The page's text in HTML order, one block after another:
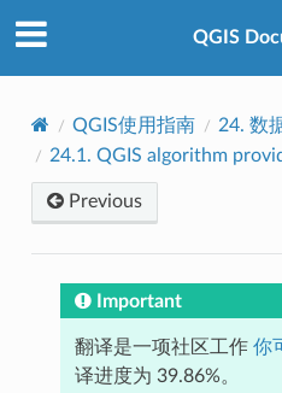
QGIS
QGIS使用指南 24. 数
24.1. QGIS algorithm
Previous
Important
翻译是一项社区工作 你
译进度为 39.86%。